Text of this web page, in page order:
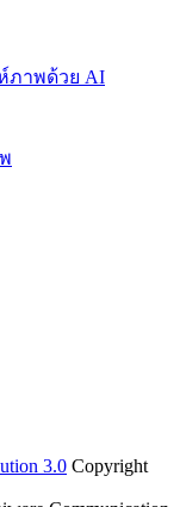
3.0 Copyright